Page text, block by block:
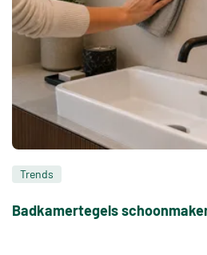
Trends
Badkamertegels